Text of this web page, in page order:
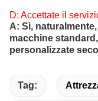
D: Accettate il
A: Sì,
macchine
personalizzate
Tag: